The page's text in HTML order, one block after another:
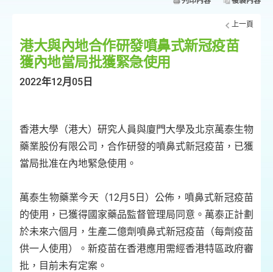
上一頁
港大與內地合作研發噴鼻式新冠疫苗
獲內地當局批獲緊急使用
2022年12月05日
香港大學（港大）研究人員與廈門大學及北京萬泰生物
藥業股份有限公司，合作研發的噴鼻式新冠疫苗，已獲
當局批准在內地緊急使用。
萬泰生物藥業今天（12月5日）公佈，噴鼻式新冠疫苗
的使用，已獲得國家藥品監督管理局同意。萬泰正計劃
於未來六個月，生產二億劑噴鼻式新冠疫苗（每劑疫苗
供一人使用）。新疫苗在香港應用需經香港特區政府審
批，目前未有定案。